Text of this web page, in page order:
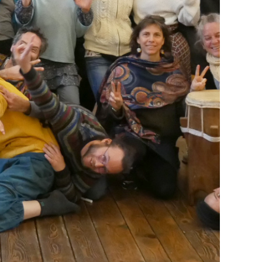
Nous suivre
Instagram
Linkedin
Facebook
Mastodon